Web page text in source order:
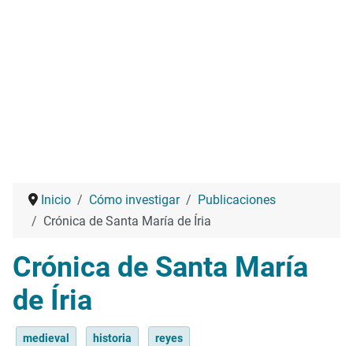
Inicio Cómo investigar
Publicaciones
Crónica de Santa María de Íria
Crónica de Santa María
de Íria
medieval historia reyes